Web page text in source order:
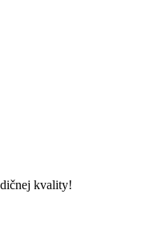
kvality!